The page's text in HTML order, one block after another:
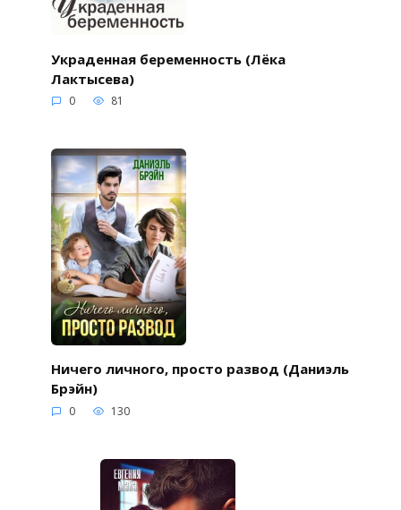
Украденная беременность (Лёка
Лактысева)
0 81
Ничего личного, просто развод (Даниэль
Брэйн)
0 130